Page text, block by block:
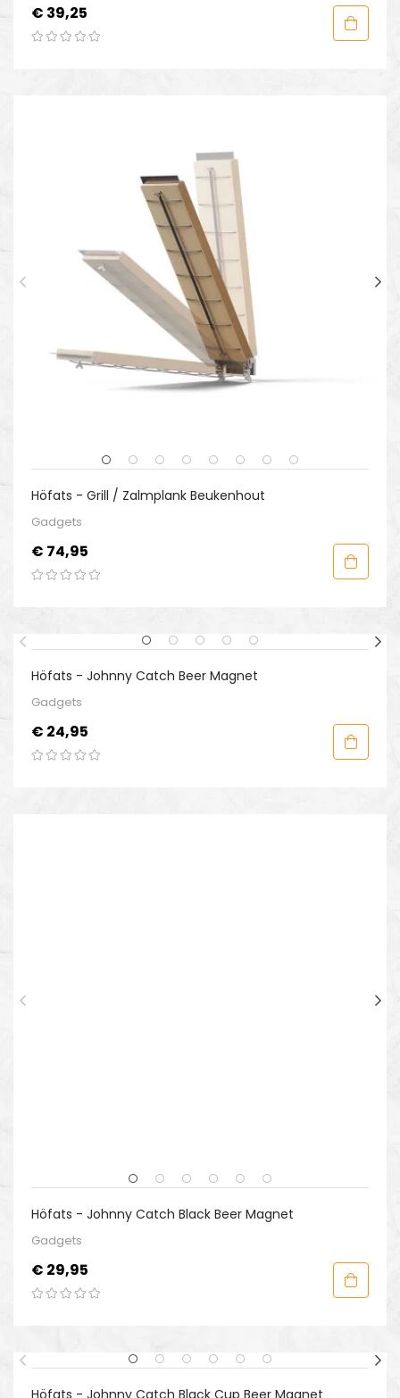
Prijs
€ 39,25
Höfats - Grill / Zalmplank Beukenhout
Gadgets
Prijs
€ 74,95
Höfats - Johnny Catch Beer Magnet
Gadgets
Prijs
€ 24,95
Höfats - Johnny Catch Black Beer Magnet
Gadgets
Prijs
€ 29,95